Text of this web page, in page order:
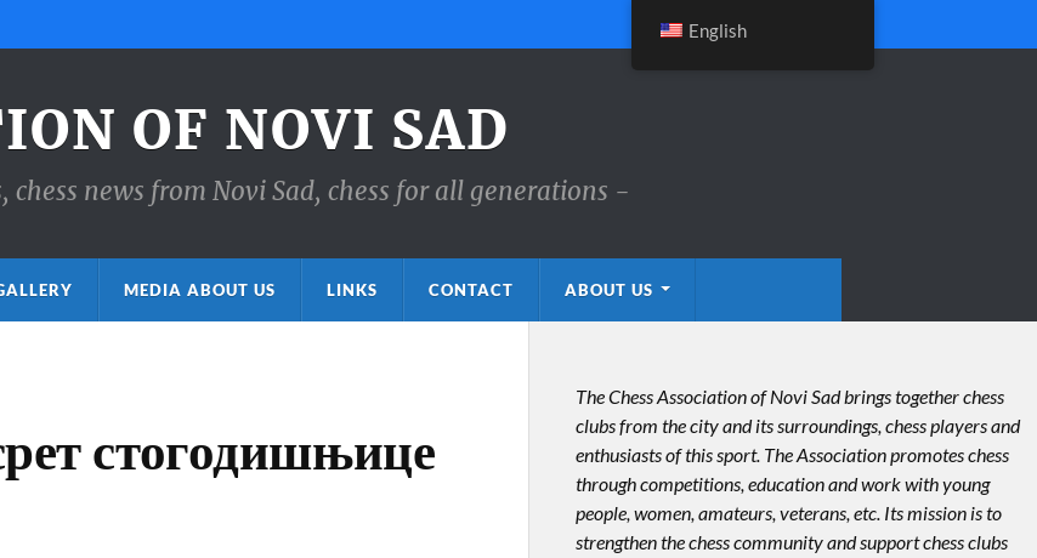
OF NOVI SAD
news from Novi Sad, chess for all generations -
MEDIA ABOUT US LINKS CONTACT ABOUT US
стогодишњице
The Chess Association of Novi Sad brings together chess
clubs from the city and its surroundings, chess players and
enthusiasts of this sport. The Association promotes chess
through competitions, education and work with young
people, women, amateurs, veterans, etc. Its mission is to
strengthen the chess community and support chess clubs
English